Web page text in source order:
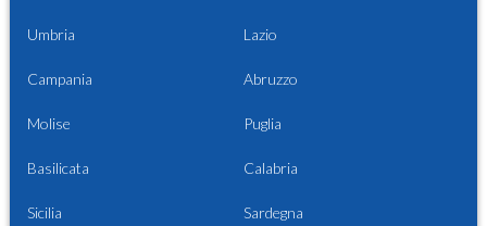
Umbria Lazio
Campania Abruzzo
Molise Puglia
Basilicata Calabria
Sicilia Sardegna